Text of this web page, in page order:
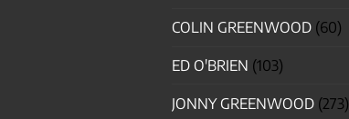
COLIN GREENWOOD (60)
ED O'BRIEN (103)
JONNY GREENWOOD (273)